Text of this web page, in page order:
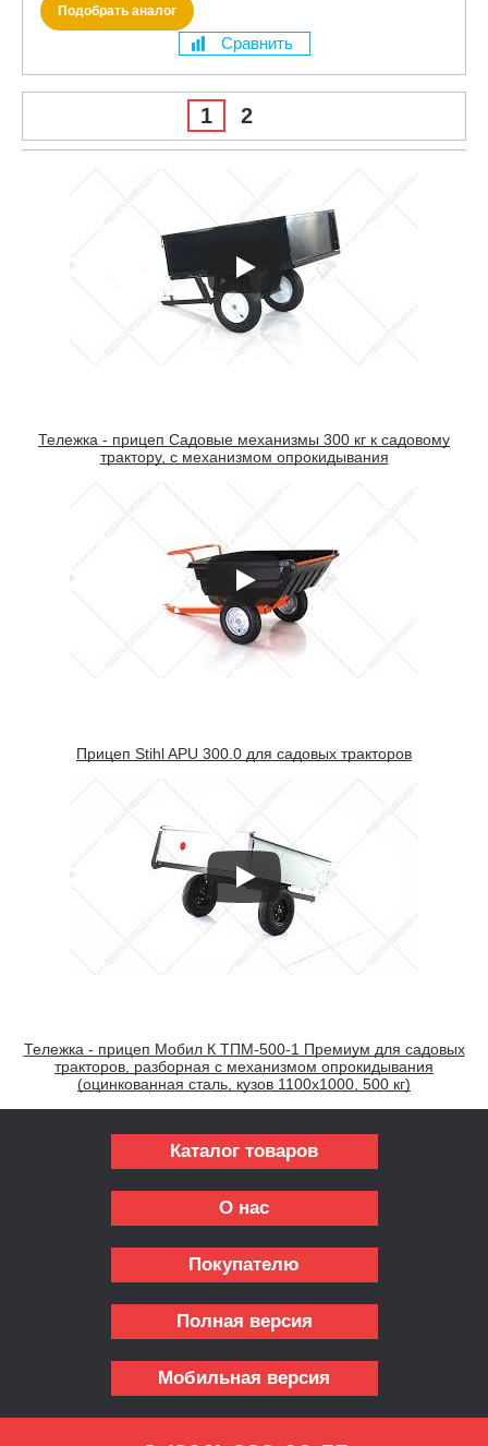
Подобрать аналог
Сравнить
1 2
Тележка - прицеп Садовые механизмы 300 кг к садовому
трактору, с механизмом опрокидывания
Прицеп Stihl APU 300.0 для садовых тракторов
Тележка - прицеп Мобил К ТПМ-500-1 Премиум для садовых
тракторов, разборная с механизмом опрокидывания
(оцинкованная сталь, кузов 1100х1000, 500 кг)
Каталог товаров
О нас
Покупателю
Полная версия
Мобильная версия